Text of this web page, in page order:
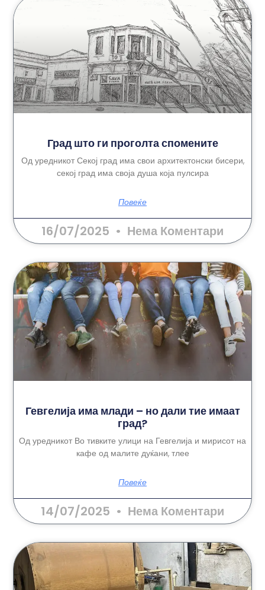
Град што ги проголта спомените
Од уредникот Секој град има свои архитектонски бисери,
секој град има своја душа која пулсира
Повеќе
16/07/2025 Нема Коментари
Гевгелија има млади – но дали тие имаат
град?
Од уредникот Во тивките улици на Гевгелија и мирисот на
кафе од малите дуќани, тлее
Повеќе
14/07/2025 Нема Коментари